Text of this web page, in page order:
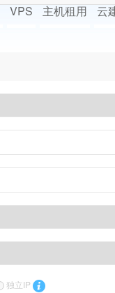
VPS 主机租用 云
独立IP